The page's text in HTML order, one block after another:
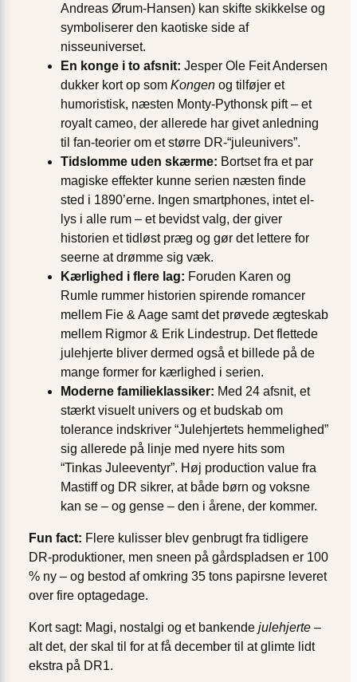
Andreas Ørum-Hansen) kan skifte skikkelse og
symboliserer den kaotiske side af
nisseuniverset.
En konge i to afsnit: Jesper Ole Feit Andersen
dukker kort op som Kongen og tilføjer et
humoristisk, næsten Monty-Pythonsk pift – et
royalt cameo, der allerede har givet anledning
til fan-teorier om et større DR-“juleunivers”.
Tidslomme uden skærme: Bortset fra et par
magiske effekter kunne serien næsten finde
sted i 1890’erne. Ingen smartphones, intet el-
lys i alle rum – et bevidst valg, der giver
historien et tidløst præg og gør det lettere for
seerne at drømme sig væk.
Kærlighed i flere lag: Foruden Karen og
Rumle rummer historien spirende roman­cer
mellem Fie & Aage samt det prøvede ægteskab
mellem Rigmor & Erik Lindestrup. Det flettede
julehjerte bliver dermed også et billede på de
mange former for kærlighed i serien.
Moderne familieklassiker: Med 24 afsnit, et
stærkt visuelt univers og et budskab om
tolerance indskriver “Julehjertets hemmelighed”
sig allerede på linje med nyere hits som
“Tinkas Juleeventyr”. Høj production value fra
Mastiff og DR sikrer, at både børn og voksne
kan se – og gense – den i årene, der kommer.
Fun fact: Flere kulisser blev genbrugt fra tidligere
DR-produktioner, men sneen på gårdspladsen er 100
% ny – og bestod af omkring 35 tons papirsne leveret
over fire optagedage.
Kort sagt: Magi, nostalgi og et bankende julehjerte –
alt det, der skal til for at få december til at glimte lidt
ekstra på DR1.